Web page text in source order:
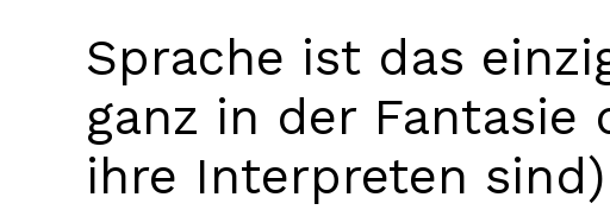
Sprache ist das
ganz in der Fantasie
ihre Interpreten